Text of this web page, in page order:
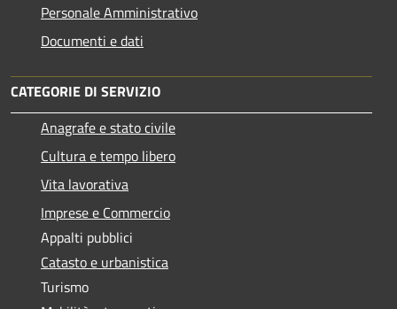
Personale Amministrativo
Documenti e dati
CATEGORIE DI SERVIZIO
Anagrafe e stato civile
Cultura e tempo libero
Vita lavorativa
Imprese e Commercio
Appalti pubblici
Catasto e urbanistica
Turismo